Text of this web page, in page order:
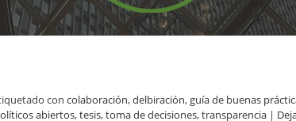
con colaboración,delbiración,guía de buenas
abiertos,tesis,toma de decisiones,transparencia |